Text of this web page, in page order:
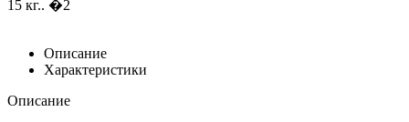
Описание
Характеристики
Описание